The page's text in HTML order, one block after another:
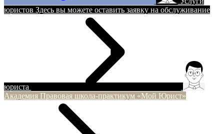
юристов Здесь вы можете оставить заявку на обслуживание
юриста
Академия Правовая школа-практикум «Мой Юрист»